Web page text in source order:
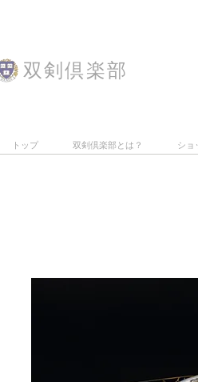
​双剣倶楽部
トップ 双剣倶楽部とは？ ショ